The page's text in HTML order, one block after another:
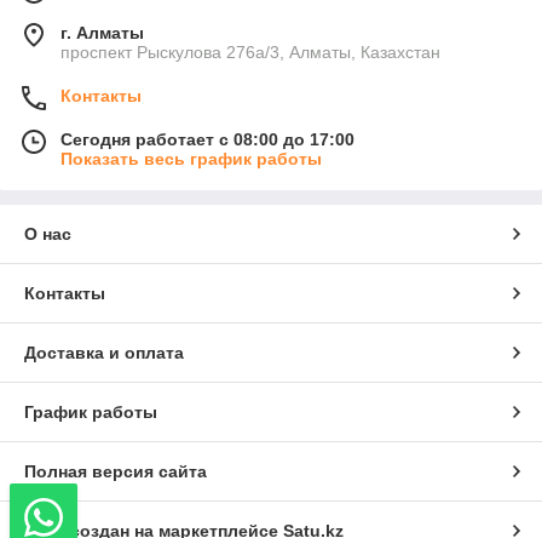
г. Алматы
проспект Рыскулова 276а/3, Алматы, Казахстан
Контакты
Сегодня работает с 08:00 до 17:00
Показать весь график работы
О нас
Контакты
Доставка и оплата
График работы
Полная версия сайта
Сайт создан на маркетплейсе Satu.kz